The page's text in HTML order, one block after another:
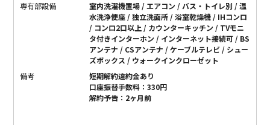
専有部設備
室内洗濯機置場 / エアコン / バス・トイレ別 / 温
水洗浄便座 / 独立洗面所 / 浴室乾燥機 / IHコンロ
/ コンロ2口以上 / カウンターキッチン / TVモニ
タ付きインターホン / インターネット接続可 / BS
アンテナ / CSアンテナ / ケーブルテレビ / シュー
ズボックス / ウォークインクローゼット
備考
短期解約違約金あり
口座振替手数料：330円
解約予告：2ヶ月前